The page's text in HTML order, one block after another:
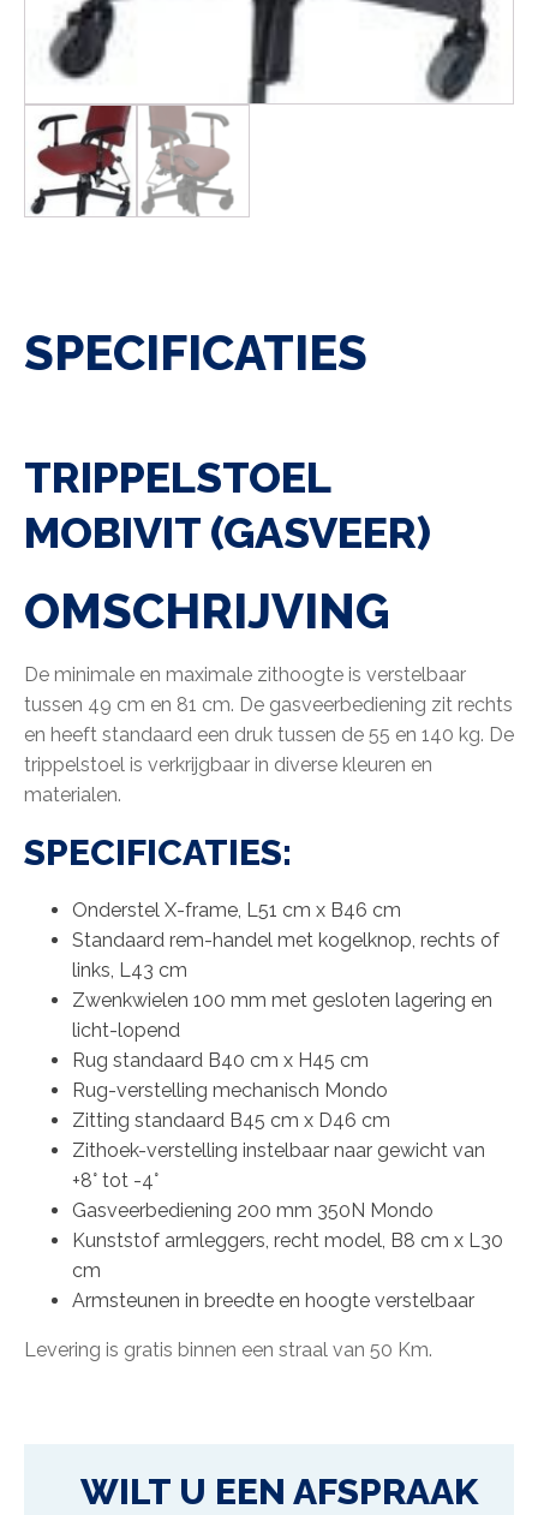
SPECIFICATIES
TRIPPELSTOEL
MOBIVIT (GASVEER)
OMSCHRIJVING
De minimale en maximale zithoogte is verstelbaar
tussen 49 cm en 81 cm. De gasveerbediening zit rechts
en heeft standaard een druk tussen de 55 en 140 kg. De
trippelstoel is verkrijgbaar in diverse kleuren en
materialen.
SPECIFICATIES:
Onderstel X-frame, L51 cm x B46 cm
Standaard rem-handel met kogelknop, rechts of
links, L43 cm
Zwenkwielen 100 mm met gesloten lagering en
licht-lopend
Rug standaard B40 cm x H45 cm
Rug-verstelling mechanisch Mondo
Zitting standaard B45 cm x D46 cm
Zithoek-verstelling instelbaar naar gewicht van
+8° tot -4°
Gasveerbediening 200 mm 350N Mondo
Kunststof armleggers, recht model, B8 cm x L30
cm
Armsteunen in breedte en hoogte verstelbaar
Levering is gratis binnen een straal van 50 Km.
WILT U EEN AFSPRAAK